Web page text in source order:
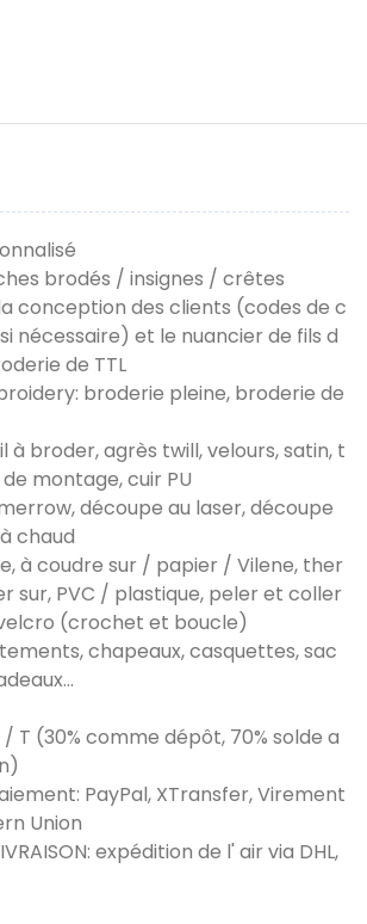
brodés / insignes / crêtes
conception des clients (codes de c
nécessaire) et le nuancier de fils d
de TTL
broderie pleine, broderie de
à broder, agrès twill, velours, satin, t
montage, cuir PU
découpe au laser, découpe
chaud
à coudre sur / papier / Vilene, ther
sur, PVC / plastique, peler et coller
(crochet et boucle)
chapeaux, casquettes, sac
T (30% comme dépôt, 70% solde a
PayPal, XTransfer, Virement
Union
expédition de l' air via DHL,